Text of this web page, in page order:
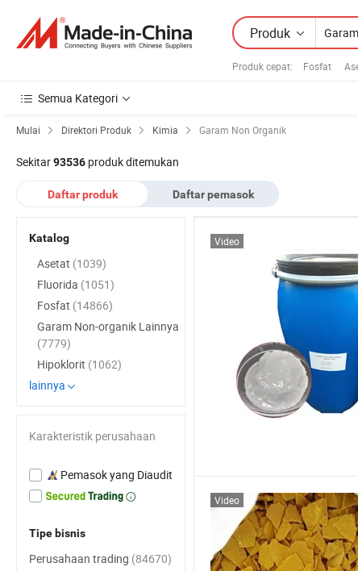
Produk
Produk cepat: Fosfat
Semua Kategori
Mulai Direktori Produk Kimia Garam Non Organik
Sekitar93536 produk ditemukan
Daftar produk Daftar pemasok
Video
Video
Katalog
Asetat (1039)
Fluorida (1051)
Fosfat (14866)
Garam Non-organik Lainnya
(7779)
Hipoklorit (1062)
lainnya
Karakteristik perusahaan
Pemasok yang Diaudit
Tipe bisnis
Perusahaan trading (84670)